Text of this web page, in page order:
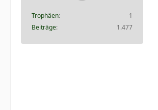
Trophäen
1
Beiträge
1.477